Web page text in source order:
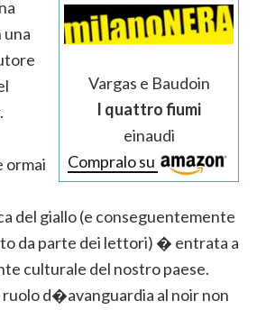
Vargas e Baudoin
I quattro fiumi
einaudi
Compralo su
una
ormai
del giallo (e conseguentemente
da parte dei lettori) � entrata a
culturale del nostro paese.
d�avanguardia al noir non